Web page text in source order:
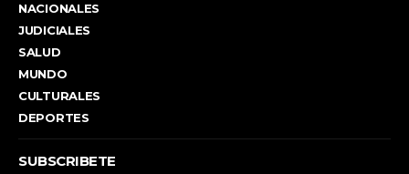
NACIONALES
JUDICIALES
SALUD
MUNDO
CULTURALES
DEPORTES
SUBSCRIBETE